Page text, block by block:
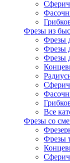
Фрезы из
Фрезы
Фрезы
Фрезы
Все
Фрезы со
Фрезы